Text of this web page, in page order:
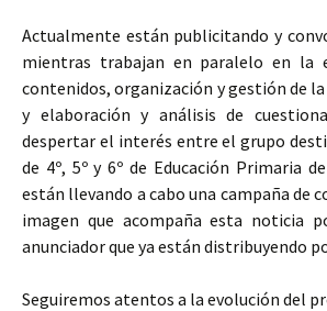
Actualmente están publicitando y
mientras trabajan en paralelo en la
contenidos, organización y gestión de
y elaboración y análisis de
despertar el interés entre el grupo
de 4º, 5º y 6º de Educación Primaria
están llevando a cabo una campaña de
imagen que acompaña esta noticia
anunciador que ya están distribuyendo
Seguiremos atentos a la evolución del